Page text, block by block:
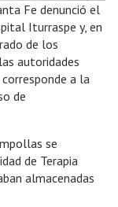
Fe denunció el
Iturraspe y, en
de los
autoridades
a la
de
se
de Terapia
almacenadas